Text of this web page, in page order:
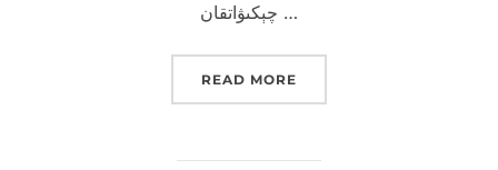
چېكىۋاتقان …
READ MORE